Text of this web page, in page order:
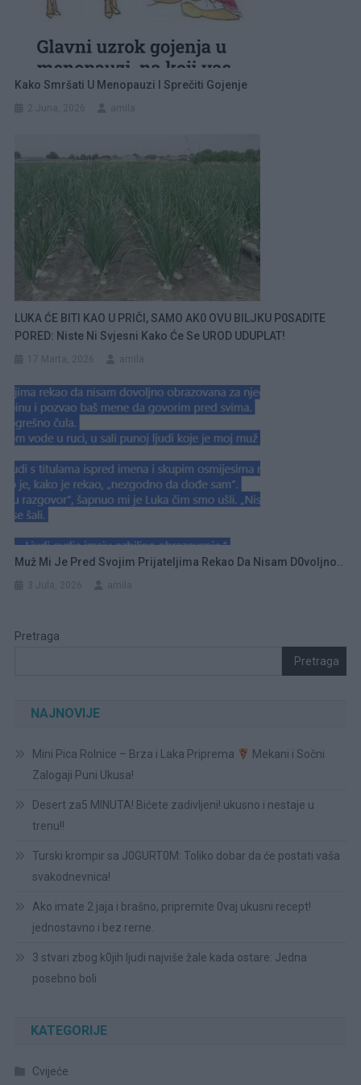
Kako Smršati U Menopauzi I Sprečiti Gojenje
LUKA ĆE BITI KAO U PRIČI, SAMO AK0 OVU BILJKU P0SADITE
PORED: Niste Ni Svjesni Kako Će Se UROD UDUPLAT!
Muž Mi Je Pred Svojim Prijateljima Rekao Da Nisam D0voljno..
Pretraga
Pretraga
NAJNOVIJE
Mini Pica Rolnice – Brza i Laka Priprema
Mekani i Sočni
Zalogaji Puni Ukusa!
Desert za5 MINUTA! Bićete zadivljeni! ukusno i nestaje u
trenu!!
Turski krompir sa J0GURT0M: Toliko dobar da će postati vaša
svakodnevnica!
Ako imate 2 jaja i brašno, pripremite 0vaj ukusni recept!
jednostavno i bez rerne.
3 stvari zbog k0jih ljudi najviše žale kada ostare: Jedna
posebno boli
KATEGORIJE
Cvijeće